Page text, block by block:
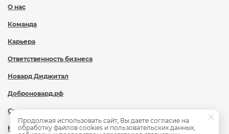
О нас
Команда
Карьера
Ответственность бизнеса
Новард Диджитал
Доброновард.рф
Статьи
Новости
Продолжая использовать сайт, Вы даете согласие на
обработку файлов cookies и пользовательских данных,